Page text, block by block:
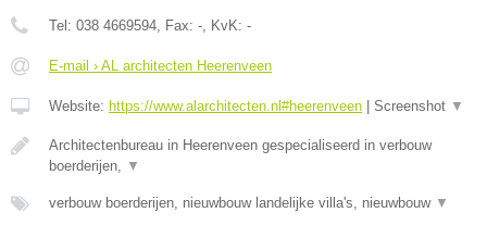
Tel: 038 4669594, Fax: -, KvK: -
E-mail › AL architecten Heerenveen
Website: https://www.alarchitecten.nl#heerenveen Screenshot ▼
Architectenbureau in Heerenveen gespecialiseerd in verbouw
boerderijen, ▼
verbouw boerderijen, nieuwbouw landelijke villa's, nieuwbouw ▼